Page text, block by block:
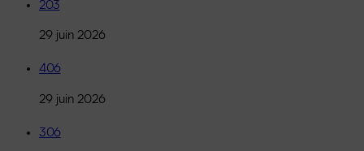
203
29 juin 2026
406
29 juin 2026
306